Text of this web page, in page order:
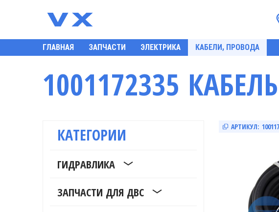
ГЛАВНАЯ ЗАПЧАСТИ ЭЛЕКТРИКА КАБЕЛИ, ПРОВОДА
1001172335
КАТЕГОРИИ
ГИДРАВЛИКА
ЗАПЧАСТИ ДЛЯ ДВС
АРТИКУЛ: